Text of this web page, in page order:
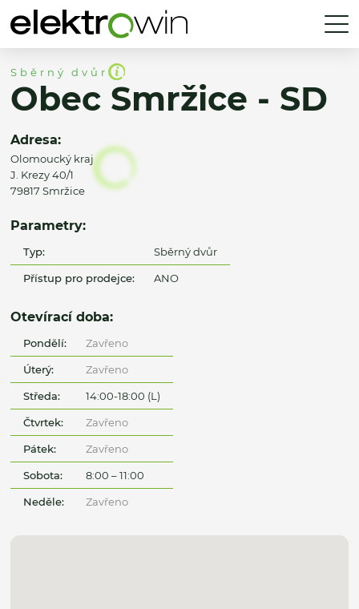
Sběrný dvůr
Obec Smržice - SD
Adresa:
Olomoucký kraj
J. Krezy 40/1
79817 Smržice
Parametry:
Typ: Sběrný dvůr
Přístup pro prodejce: ANO
Otevírací doba:
Pondělí: Zavřeno
Úterý: Zavřeno
Středa: 14:00-18:00 (L)
Čtvrtek: Zavřeno
Pátek: Zavřeno
Sobota: 8:00 – 11:00
Neděle: Zavřeno